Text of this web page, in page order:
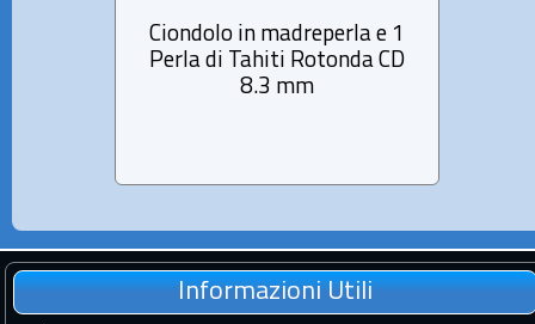
Ciondolo in madreperla e 1
Perla di Tahiti Rotonda CD
8.3 mm
Informazioni Utili